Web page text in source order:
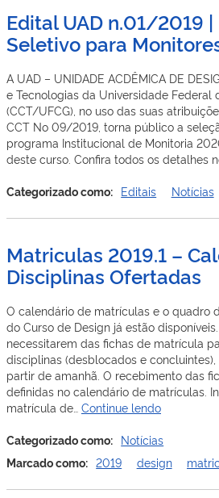
consumo
durante
Edital UAD n.01/2019 |
Seletivo para
A UAD – UNIDADE ACDÊMICA DE
e Tecnologias da Universidade Federal
(CCT/UFCG), no uso das suas
CCT No 09/2019, torna público a
programa Institucional de Monitoria
deste curso. Confira todos os detalhes
Categorizado como: Editais Notícias
Matriculas 2019.1 –
Disciplinas Ofertadas
O calendário de matrículas e o quadro
do Curso de Design já estão
necessitarem das fichas de matrícula
disciplinas (desblocados e
partir de amanhã. O recebimento das
definidas no calendário de matrículas.
matrícula de… Continue lendoMatriculas
–
Calendário
e
Disciplinas
Categorizado como: Notícias
Marcado como: 2019 design